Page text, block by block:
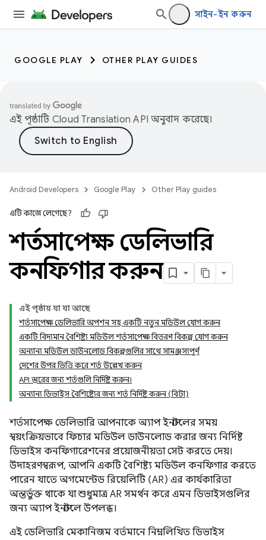
সাইন-ইন করুন
GOOGLE PLAY OTHER PLAY GUIDES
এই পৃষ্ঠাটি Cloud Translation API অনুবাদ করেছে।
Android Developers Google Play Other Play guides
এটি কাজে লেগেছে?
শর্তসাপেক্ষ ডেলিভারি
কনফিগার করুন
এই পৃষ্ঠায় যা যা আছে
শর্তসাপেক্ষ ডেলিভারি অপশন সহ একটি নতুন মডিউল যোগ করুন
একটি বিদ্যমান বৈশিষ্ট্য মডিউল শর্তসাপেক্ষ বিতরণ বিকল্প যোগ করুন
অন্যান্য মডিউল ডাউনলোড বিকল্পগুলির সাথে সামঞ্জস্যপূর্ণ
দেশের উপর ভিত্তি করে শর্ত উল্লেখ করুন
API স্তরের জন্য শর্তগুলি নির্দিষ্ট করুন৷
অন্যান্য ডিভাইস বৈশিষ্ট্যের জন্য শর্ত নির্দিষ্ট করুন (বিটা)
শর্তসাপেক্ষ ডেলিভারি আপনাকে অ্যাপ ইনস্টলের সময়
স্বয়ংক্রিয়ভাবে ফিচার মডিউল ডাউনলোড করার জন্য নির্দিষ্ট
ডিভাইস কনফিগারেশনের প্রয়োজনীয়তা সেট করতে দেয়।
উদাহরণস্বরূপ, আপনি একটি বৈশিষ্ট্য মডিউল কনফিগার করতে
পারেন যাতে অগমেন্টেড রিয়েলিটি (AR) এর কার্যকারিতা
অন্তর্ভুক্ত থাকে যা শুধুমাত্র AR সমর্থন করে এমন ডিভাইসগুলির
জন্য অ্যাপ ইনস্টলে উপলব্ধ।
এই ডেলিভারি মেকানিজম বর্তমানে নিম্নলিখিত ডিভাইস